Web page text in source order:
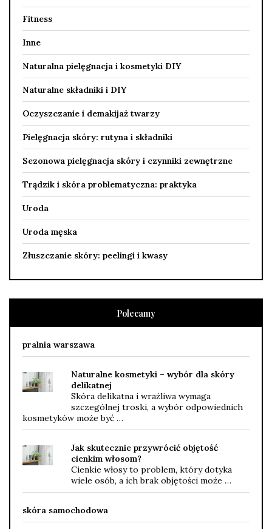
Fitness
Inne
Naturalna pielęgnacja i kosmetyki DIY
Naturalne składniki i DIY
Oczyszczanie i demakijaż twarzy
Pielęgnacja skóry: rutyna i składniki
Sezonowa pielęgnacja skóry i czynniki zewnętrzne
Trądzik i skóra problematyczna: praktyka
Uroda
Uroda męska
Złuszczanie skóry: peelingi i kwasy
Polecamy
pralnia warszawa
Naturalne kosmetyki – wybór dla skóry
delikatnej
Skóra delikatna i wrażliwa wymaga
szczególnej troski, a wybór odpowiednich
kosmetyków może być …
Jak skutecznie przywrócić objętość
cienkim włosom?
Cienkie włosy to problem, który dotyka
wiele osób, a ich brak objętości może …
skóra samochodowa